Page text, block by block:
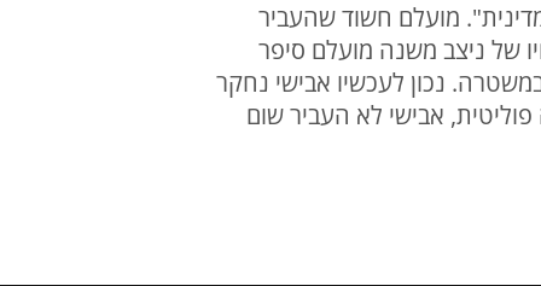
מועלם חשוד שהעביר
של ניצב משנה מועלם סיפר
נכון לעכשיו אבישי נחקר
אבישי לא העביר שום